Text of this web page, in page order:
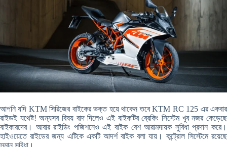
আপনি যদি KTM সিরিজের বাইকের ভক্ত হয়ে থাকেন তবে KTM RC 125 এর একবার
রাইডই যথেষ্ট! অন্যসব বিষয় বাদ দিলেও এই বাইকটির ব্রেকিং সিস্টেম খুব নজর কেড়েছে
বাইকারদের। আবার রাইডিং পজিশনেও এই বাইক বেশ আরামদায়ক সুবিধা প্রদান করে।
হাইওয়েতে রাইডের জন্য এটিকে একটি আদর্শ বাইক বলা যায়। কন্ট্রোল সিস্টেমে রয়েছে